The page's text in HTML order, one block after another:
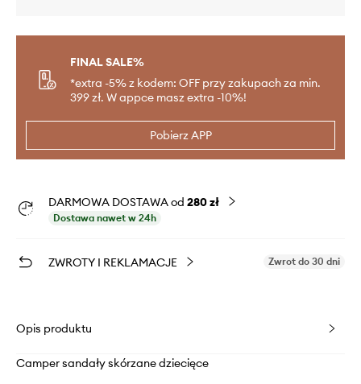
FINAL SALE%
*extra -5% z kodem: OFF przy zakupach za min.
399 zł. W appce masz extra -10%!
Pobierz APP
DARMOWA DOSTAWA od 280 zł
Dostawa nawet w 24h
ZWROTY I REKLAMACJE Zwrot do 30 dni
Opis produktu
Camper sandały skórzane dziecięce